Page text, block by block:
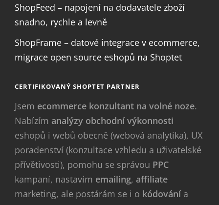
ShopFeed – napojení na dodavatele zboží
snadno, rychle a levně
ShopFrame – datové integrace v ecommerce,
migrace open source eshopů na Shoptet
CERTIFIKOVANÝ SHOPTET PARTNER
Jsem ecommerce konzultant na volné noze.
Nabízím analýzy obchodní výkonnosti
eshopů i webů obecně (webová analytika), UX
poradenství (konzultace vzhledu a uživatelské
přívětivosti), pomohu se správou PPC
kampaní, nastavím emailing, affiliate
marketing, ale postárám se i o kódovánía